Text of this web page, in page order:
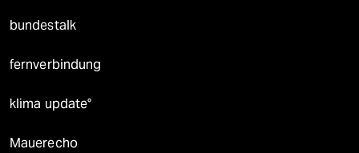
bundestalk
fernverbindung
klima update°
Mauerecho